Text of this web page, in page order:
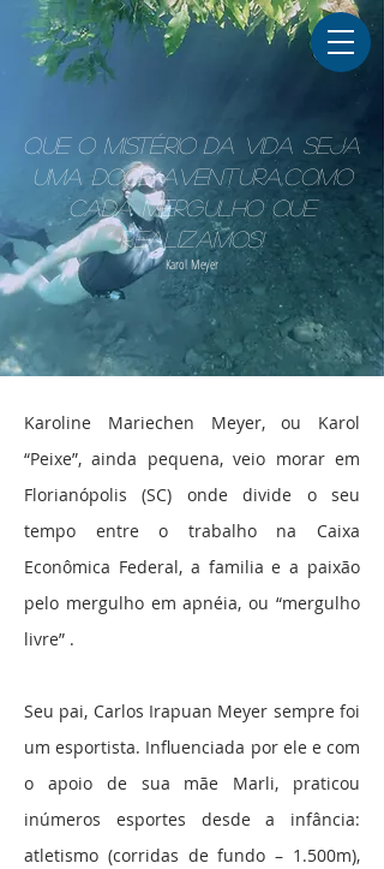
Que o mistério da vida seja
uma doce aventura,como
cada mergulho que
realizamos!
Karol Meyer
Karoline Mariechen Meyer, ou Karol
“Peixe”, ainda pequena, veio morar em
Florianópolis (SC) onde divide o seu
tempo entre o trabalho na Caixa
Econômica Federal, a familia e a paixão
pelo mergulho em apnéia, ou “mergulho
livre” .
Seu pai, Carlos Irapuan Meyer sempre foi
um esportista. Influenciada por ele e com
o apoio de sua mãe Marli, praticou
inúmeros esportes desde a infância:
atletismo (corridas de fundo – 1.500m),